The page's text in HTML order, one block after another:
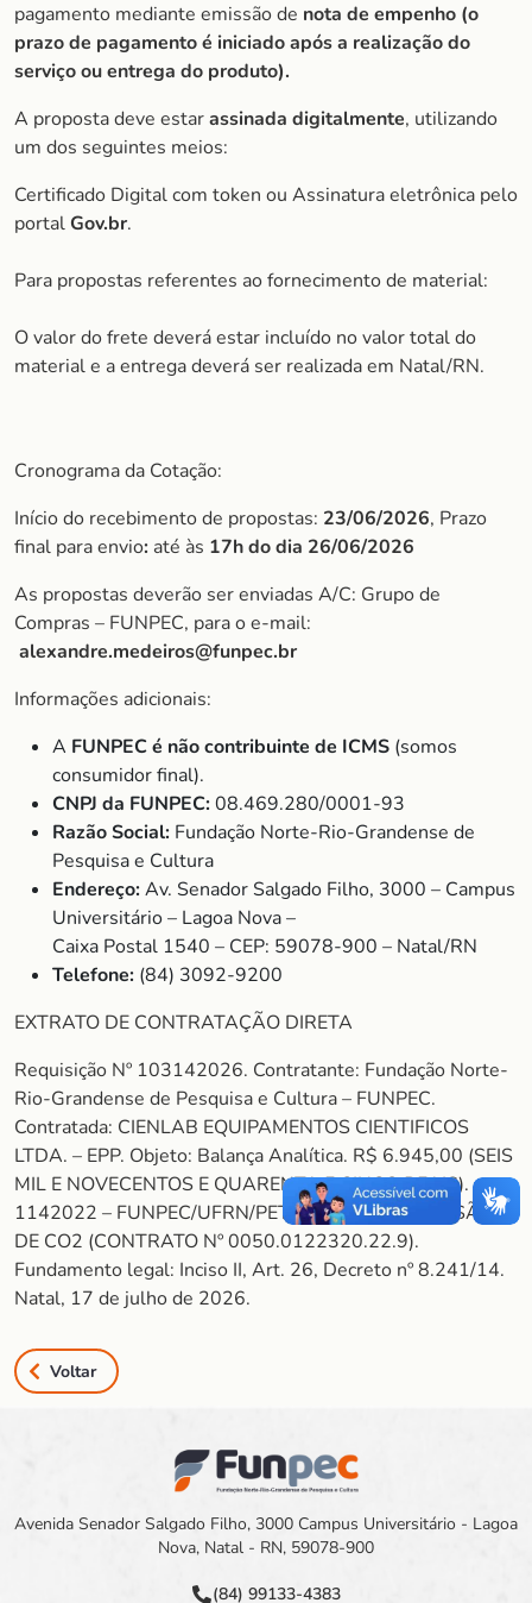
pagamento mediante emissão de nota de empenho (o
prazo de pagamento é iniciado após a realização do
serviço ou entrega do produto).
A proposta deve estarassinada digitalmente, utilizando
um dos seguintes meios:
Certificado Digital com token ou Assinatura eletrônica pelo
portalGov.br.
Para propostas referentes ao fornecimento de material:
O valor do frete deverá estar incluído no valor total do
material e a entrega deverá ser realizada em Natal/RN.
Cronograma da Cotação:
Início do recebimento de propostas: 23/06/2026, Prazo
final para envio: até às 17h do dia 26/06/2026
As propostas deverão ser enviadas A/C: Grupo de
Compras – FUNPEC, para o e-mail:
alexandre.medeiros@funpec.br
Informações adicionais:
A FUNPEC é não contribuinte de ICMS (somos
consumidor final).
CNPJ da FUNPEC:08.469.280/0001-93
Razão Social: Fundação Norte-Rio-Grandense de
Pesquisa e Cultura
Endereço:Av. Senador Salgado Filho, 3000 – Campus
Universitário – Lagoa Nova –
Caixa Postal 1540 – CEP: 59078-900 – Natal/RN
Telefone: (84) 3092-9200
EXTRATO DE CONTRATAÇÃO DIRETA
Requisição Nº 103142026. Contratante: Fundação Norte-
Rio-Grandense de Pesquisa e Cultura – FUNPEC.
Contratada: CIENLAB EQUIPAMENTOS CIENTIFICOS
LTDA. – EPP. Objeto: Balança Analítica. R$ 6.945,00 (SEIS
MIL E NOVECENTOS E QUARENTA E CINCO REAIS).
1142022 – FUNPEC/UFRN/PETROBRAS/CONVERSÃO
DE CO2 (CONTRATO Nº 0050.0122320.22.9).
Fundamento legal: Inciso II, Art. 26, Decreto nº 8.241/14.
Natal, 17 de julho de 2026.
Voltar
Avenida Senador Salgado Filho, 3000 Campus Universitário - Lagoa
Nova, Natal - RN, 59078-900
(84) 99133-4383